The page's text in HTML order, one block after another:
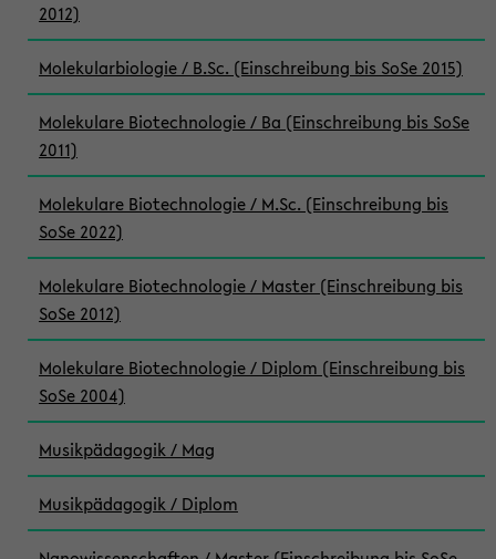
2012)
Molekularbiologie / B.Sc. (Einschreibung bis SoSe 2015)
Molekulare Biotechnologie / Ba (Einschreibung bis SoSe
2011)
Molekulare Biotechnologie / M.Sc. (Einschreibung bis
SoSe 2022)
Molekulare Biotechnologie / Master (Einschreibung bis
SoSe 2012)
Molekulare Biotechnologie / Diplom (Einschreibung bis
SoSe 2004)
Musikpädagogik / Mag
Musikpädagogik / Diplom